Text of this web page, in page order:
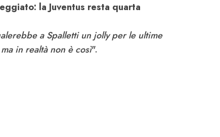
la Juventus resta quarta
a Spalletti un jolly per le ultime
in realtà non è così".